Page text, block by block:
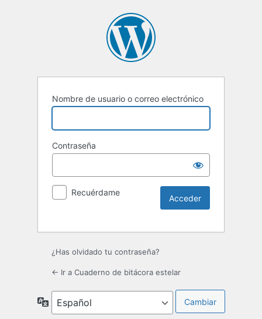
Nombre de usuario o correo electrónico
Contraseña
Recuérdame
¿Has olvidado tu contraseña?
← Ir a Cuaderno de bitácora estelar
Idioma